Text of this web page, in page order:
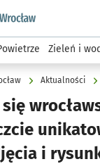
Zieleń i
Aktualności
się
i